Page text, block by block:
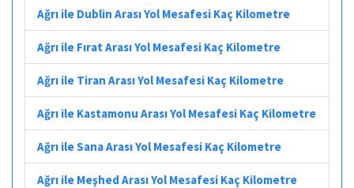
Ağrı ile Dublin Arası Yol Mesafesi Kaç Kilometre
Ağrı ile Fırat Arası Yol Mesafesi Kaç Kilometre
Ağrı ile Tiran Arası Yol Mesafesi Kaç Kilometre
Ağrı ile Kastamonu Arası Yol Mesafesi Kaç Kilometre
Ağrı ile Sana Arası Yol Mesafesi Kaç Kilometre
Ağrı ile Meşhed Arası Yol Mesafesi Kaç Kilometre